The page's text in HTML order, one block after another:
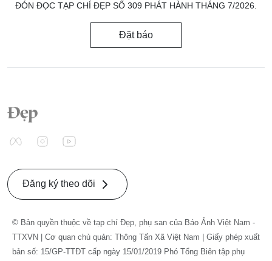
ĐÓN ĐỌC TẠP CHÍ ĐẸP SỐ 309 PHÁT HÀNH THÁNG 7/2026.
Đặt báo
Đăng ký theo dõi
© Bản quyền thuộc về tạp chí Đẹp, phụ san của Báo Ảnh Việt Nam -
TTXVN | Cơ quan chủ quản: Thông Tấn Xã Việt Nam | Giấy phép xuất
bản số: 15/GP-TTĐT cấp ngày 15/01/2019 Phó Tổng Biên tập phụ